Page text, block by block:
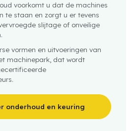
voorkomt u dat de machines
te staan en zorgt u er tevens
slijtage of onveilige
vormen en uitvoeringen van
machinepark, dat wordt
onderhoud en keuring